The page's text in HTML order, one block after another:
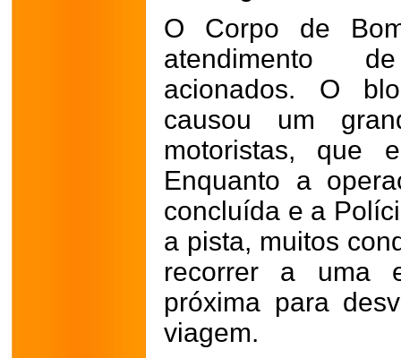
O Corpo de
atendimento
acionados. O
causou um
motoristas, que
Enquanto a
concluída e a
a pista, muitos
recorrer a uma
próxima para
viagem.